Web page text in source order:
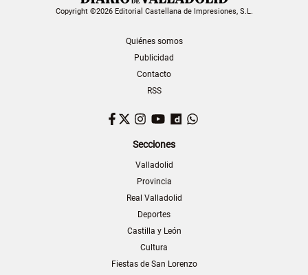
Copyright ©2026 Editorial Castellana de Impresiones, S.L.
Quiénes somos
Publicidad
Contacto
RSS
Facebook
TwitterInstagram
YouTubeDailymotion
Secciones
Valladolid
Provincia
Real Valladolid
Deportes
Castilla y León
Cultura
Fiestas de San Lorenzo